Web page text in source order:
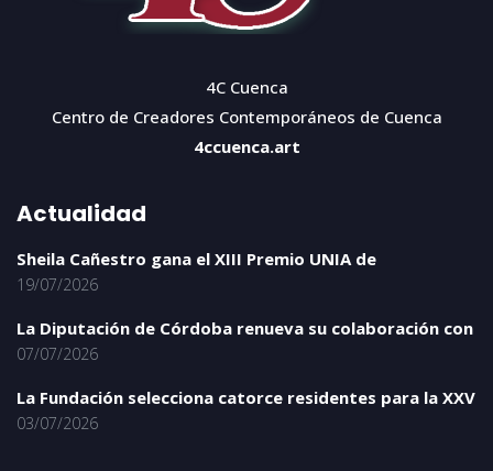
4C Cuenca
Centro de Creadores Contemporáneos de Cuenca
4ccuenca.art
Actualidad
Sheila Cañestro gana el XIII Premio UNIA de
19/07/2026
La Diputación de Córdoba renueva su colaboración con
07/07/2026
La Fundación selecciona catorce residentes para la XXV
03/07/2026